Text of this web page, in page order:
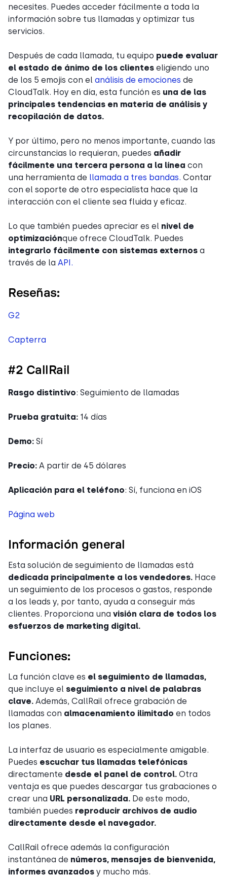
necesites. Puedes acceder fácilmente a toda la
información sobre tus llamadas y optimizar tus
servicios.
Después de cada llamada, tu equipo puede evaluar
el estado de ánimo de los clientes eligiendo uno
de los 5 emojis con el análisis de emociones de
CloudTalk. Hoy en día, esta función es una de las
principales tendencias en materia de análisis y
recopilación de datos.
Y por último, pero no menos importante, cuando las
circunstancias lo requieran, puedes añadir
fácilmente una tercera persona a la línea con
una herramienta de llamada a tres bandas. Contar
con el soporte de otro especialista hace que la
interacción con el cliente sea fluida y eficaz.
Lo que también puedes apreciar es el nivel de
optimizaciónque ofrece CloudTalk. Puedes
integrarlo fácilmente con sistemas externos a
través de la API.
Reseñas:
G2
Capterra
#2 CallRail
Rasgo distintivo: Seguimiento de llamadas
Prueba gratuita: 14 días
Demo: Sí
Precio: A partir de 45 dólares
Aplicación para el teléfono: Sí, funciona en iOS
Página web
Información general
Esta solución de seguimiento de llamadas está
dedicada principalmente a los vendedores. Hace
un seguimiento de los procesos o gastos, responde
a los leads y, por tanto, ayuda a conseguir más
clientes. Proporciona una visión clara de todos los
esfuerzos de marketing digital.
Funciones:
La función clave es el seguimiento de llamadas,
que incluye el seguimiento a nivel de palabras
clave. Además, CallRail ofrece grabación de
llamadas con almacenamiento ilimitado en todos
los planes.
La interfaz de usuario es especialmente amigable.
Puedes escuchar tus llamadas telefónicas
directamente desde el panel de control. Otra
ventaja es que puedes descargar tus grabaciones o
crear una URL personalizada. De este modo,
también puedes reproducir archivos de audio
directamente desde el navegador.
CallRail ofrece además la configuración
instantánea de números, mensajes de bienvenida,
informes avanzados y mucho más.